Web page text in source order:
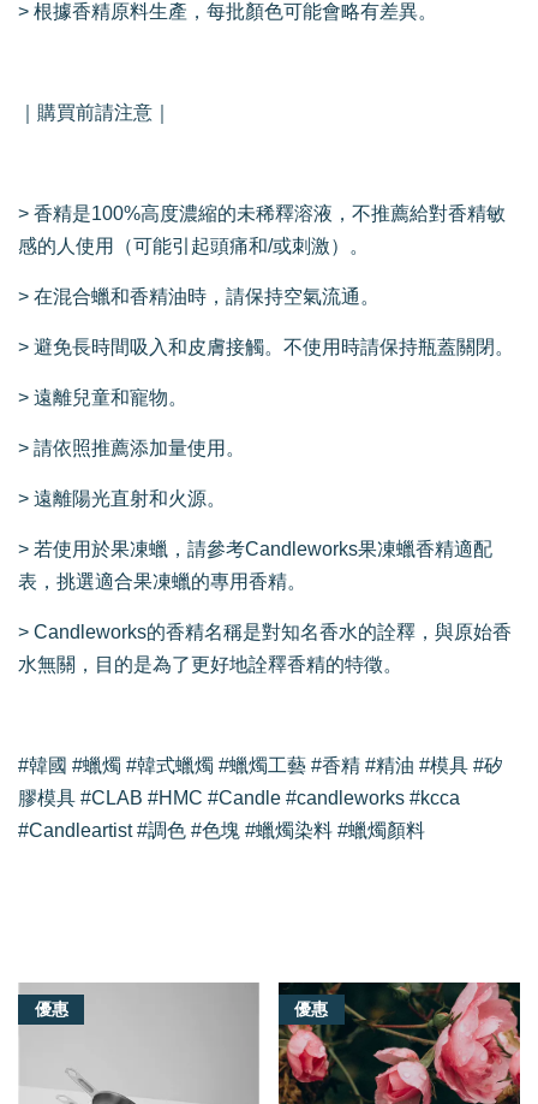
> 根據香精原料生產，每批顏色可能會略有差異。
｜購買前請注意｜
> 香精是100%高度濃縮的未稀釋溶液，不推薦給對香精敏
感的人使用（可能引起頭痛和/或刺激）。
> 在混合蠟和香精油時，請保持空氣流通。
> 避免長時間吸入和皮膚接觸。不使用時請保持瓶蓋關閉。
> 遠離兒童和寵物。
> 請依照推薦添加量使用。
> 遠離陽光直射和火源。
> 若使用於果凍蠟，請參考Candleworks果凍蠟香精適配
表，挑選適合果凍蠟的專用香精。
> Candleworks的香精名稱是對知名香水的詮釋，與原始香
水無關，目的是為了更好地詮釋香精的特徵。
#韓國 #蠟燭 #韓式蠟燭 #蠟燭工藝 #香精 #精油 #模具 #矽
膠模具 #CLAB #HMC #Candle #candleworks #kcca
#Candleartist #調色 #色塊 #蠟燭染料 #蠟燭顏料
優惠 優惠